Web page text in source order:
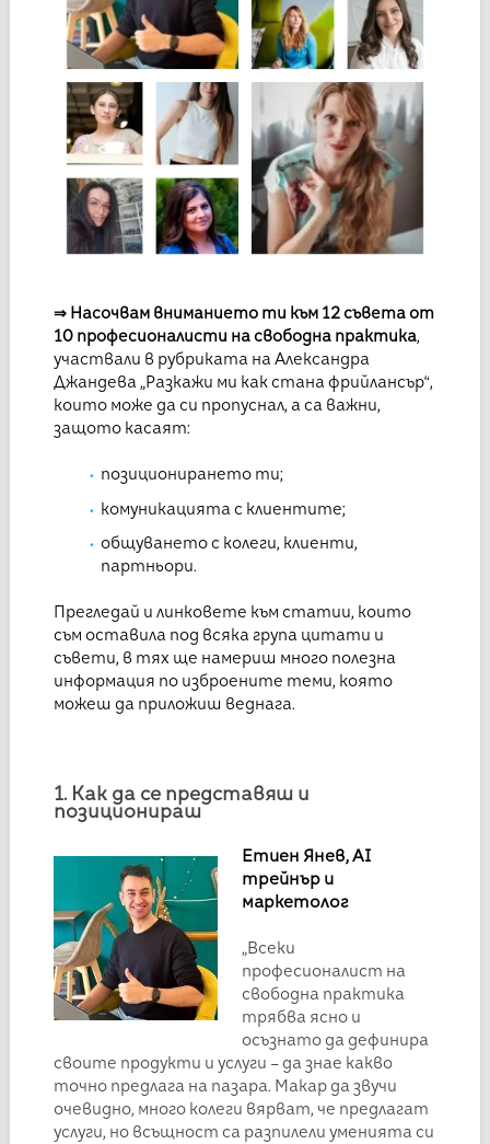
⇒ Насочвам вниманието ти към 12 съвета от
10 професионалисти на свободна практика,
участвали в рубриката на Александра
Джандева „Разкажи ми как стана фрийлансър“,
които може да си пропуснал, а са важни,
защото касаят:
позиционирането ти;
комуникацията с клиентите;
общуването с колеги, клиенти,
партньори.
Прегледай и линковете към статии, които
съм оставила под всяка група цитати и
съвети, в тях ще намериш много полезна
информация по изброените теми, която
можеш да приложиш веднага.
1. Как да се представяш и
позиционираш
Етиен Янев, AI
трейнър и
маркетолог
„Всеки
професионалист на
свободна практика
трябва ясно и
осъзнато да дефинира
своите продукти и услуги – да знае какво
точно предлага на пазара. Макар да звучи
очевидно, много колеги вярват, че предлагат
услуги, но всъщност са разпилели уменията си